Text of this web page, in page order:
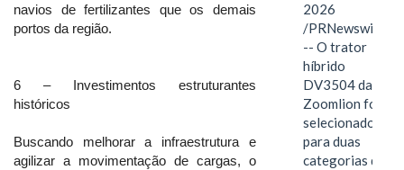
navios de fertilizantes que os demais
portos da região.
6 – Investimentos estruturantes
históricos
Buscando melhorar a infraestrutura e
agilizar a movimentação de cargas, o
2026
/PRNewswire/
-- O trator
híbrido
DV3504 da
Zoomlion foi
selecionado
para duas
categorias do